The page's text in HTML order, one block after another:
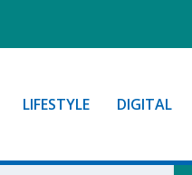
LIFESTYLE DIGITAL